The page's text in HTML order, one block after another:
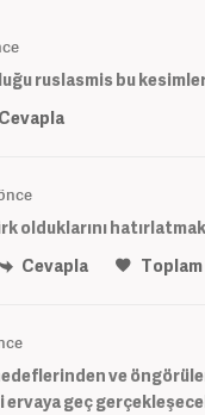
ruslasmis bu
Cevapla
olduklarını
Cevapla Toplam
ve
geç